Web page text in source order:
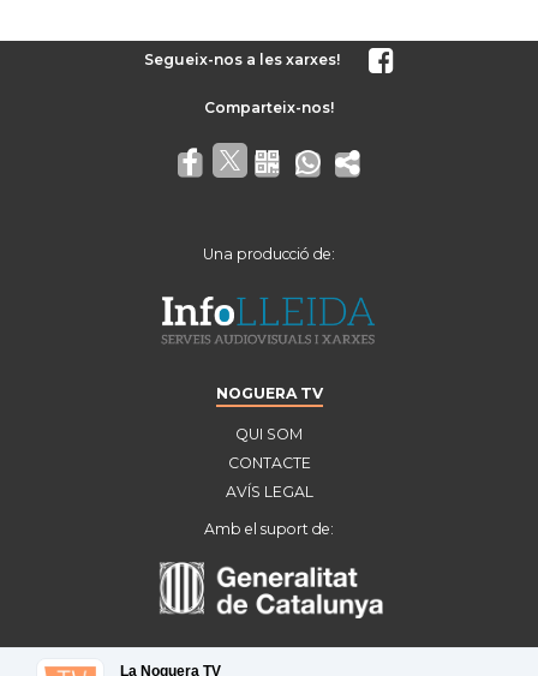
Segueix-nos a les xarxes!
Una producció de:
NOGUERA TV
QUI SOM
CONTACTE
AVÍS LEGAL
Amb el suport de:
La Noguera TV